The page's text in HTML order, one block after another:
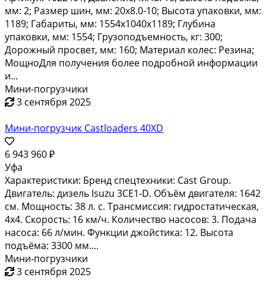
мм: 2; Размер шин, мм: 20х8.0-10; Высота упаковки, мм:
1189; Габариты, мм: 1554х1040х1189; Глубина
упаковки, мм: 1554; Грузоподъемность, кг: 300;
Дорожный просвет, мм: 160; Материал колес: Резина;
МощноДля получения более подробной информации
и...
Мини-погрузчики
3 сентября 2025
Мини-погрузчик Castloaders 40XD
6 943 960 ₽
Уфа
Характеристики: Бренд спецтехники: Cast Group.
Двигатель: дизель Isuzu 3CE1-D. Объём двигателя: 1642
см. Мощность: 38 л. с. Трансмиссия: гидростатическая,
4x4. Скорость: 16 км/ч. Количество насосов: 3. Подача
насоса: 66 л/мин. Функции джойстика: 12. Высота
подъёма: 3300 мм....
Мини-погрузчики
3 сентября 2025